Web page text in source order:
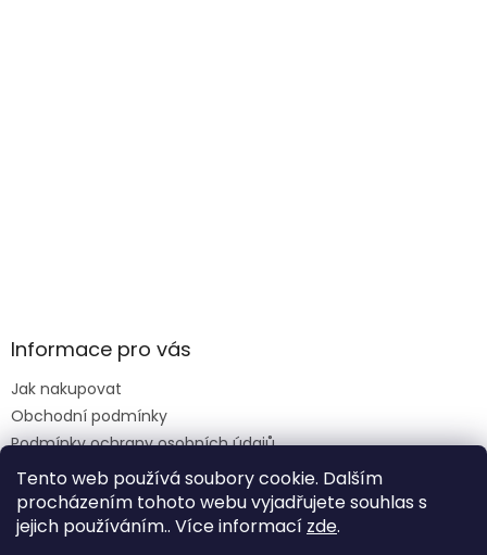
Tento web používá soubory cookie. Dalším
procházením tohoto webu vyjadřujete souhlas s
jejich používáním.. Více informací zde.
Informace pro vás
Jak nakupovat
Obchodní podmínky
Podmínky ochrany osobních údajů
Reklamace formulář